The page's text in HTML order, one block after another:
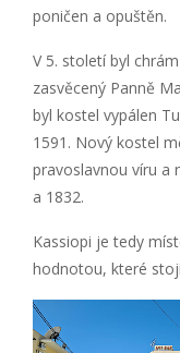
poničen a opuštěn.
V 5. století byl
zasvěcený Panně
byl kostel vypálen
1591. Nový kostel
pravoslavnou víru a
a 1832.
Kassiopi je tedy
hodnotou, které